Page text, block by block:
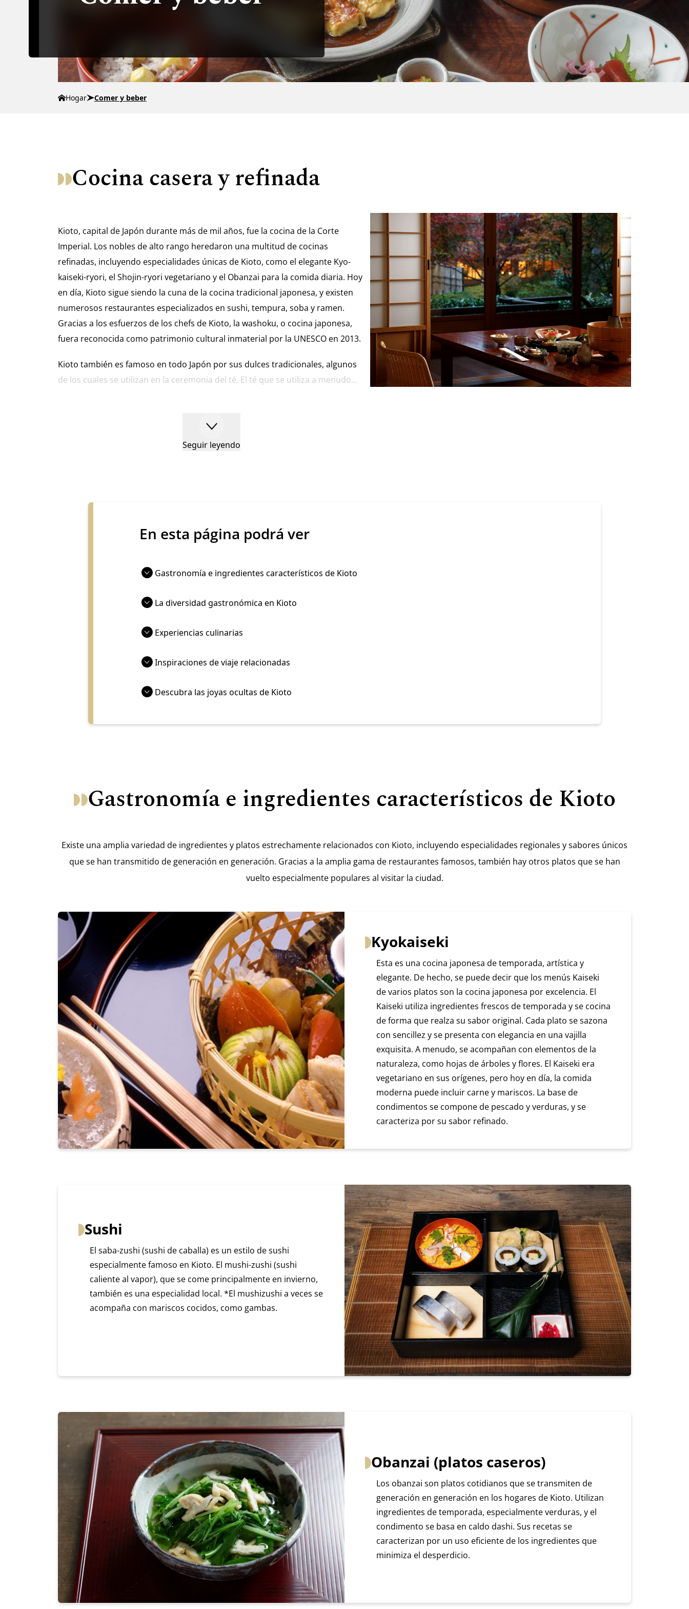
Hogar Comer y beber
Cocina casera y refinada
Kioto, capital de Japón durante más de mil años, fue la cocina de la Corte
Imperial. Los nobles de alto rango heredaron una multitud de cocinas
refinadas, incluyendo especialidades únicas de Kioto, como el elegante Kyo-
kaiseki-ryori, el Shojin-ryori vegetariano y el Obanzai para la comida diaria. Hoy
en día, Kioto sigue siendo la cuna de la cocina tradicional japonesa, y existen
numerosos restaurantes especializados en sushi, tempura, soba y ramen.
Gracias a los esfuerzos de los chefs de Kioto, la washoku, o cocina japonesa,
fuera reconocida como patrimonio cultural inmaterial por la UNESCO en 2013.
Kioto también es famoso en todo Japón por sus dulces tradicionales, algunos
de los cuales se utilizan en la ceremonia del té. El té que se utiliza a menudo
Seguir leyendo
En esta página podrá ver
Gastronomía e ingredientes característicos de Kioto
La diversidad gastronómica en Kioto
Experiencias culinarias
Inspiraciones de viaje relacionadas
Descubra las joyas ocultas de Kioto
Gastronomía e ingredientes característicos de Kioto
Existe una amplia variedad de ingredientes y platos estrechamente relacionados con Kioto, incluyendo especialidades regionales y sabores únicos
que se han transmitido de generación en generación. Gracias a la amplia gama de restaurantes famosos, también hay otros platos que se han
vuelto especialmente populares al visitar la ciudad.
Kyokaiseki
Esta es una cocina japonesa de temporada, artística y
elegante. De hecho, se puede decir que los menús Kaiseki
de varios platos son la cocina japonesa por excelencia. El
Kaiseki utiliza ingredientes frescos de temporada y se cocina
de forma que realza su sabor original. Cada plato se sazona
con sencillez y se presenta con elegancia en una vajilla
exquisita. A menudo, se acompañan con elementos de la
naturaleza, como hojas de árboles y flores. El Kaiseki era
vegetariano en sus orígenes, pero hoy en día, la comida
moderna puede incluir carne y mariscos. La base de
condimentos se compone de pescado y verduras, y se
caracteriza por su sabor refinado.
Sushi
El saba-zushi (sushi de caballa) es un estilo de sushi
especialmente famoso en Kioto. El mushi-zushi (sushi
caliente al vapor), que se come principalmente en invierno,
también es una especialidad local. *El mushizushi a veces se
acompaña con mariscos cocidos, como gambas.
Obanzai (platos caseros)
Los obanzai son platos cotidianos que se transmiten de
generación en generación en los hogares de Kioto. Utilizan
ingredientes de temporada, especialmente verduras, y el
condimento se basa en caldo dashi. Sus recetas se
caracterizan por un uso eficiente de los ingredientes que
minimiza el desperdicio.